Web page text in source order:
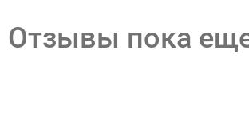
Отзывы пока